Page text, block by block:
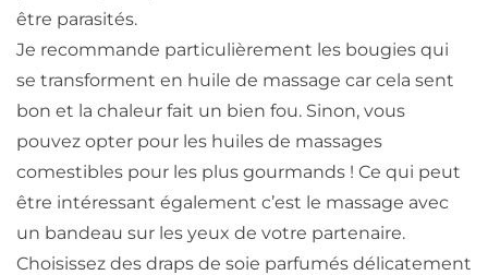
être parasités.
Je recommande particulièrement les bougies qui
se transforment en huile de massage car cela sent
bon et la chaleur fait un bien fou. Sinon, vous
pouvez opter pour les huiles de massages
comestibles pour les plus gourmands ! Ce qui peut
être intéressant également c’est le massage avec
un bandeau sur les yeux de votre partenaire.
Choisissez des draps de soie parfumés délicatement